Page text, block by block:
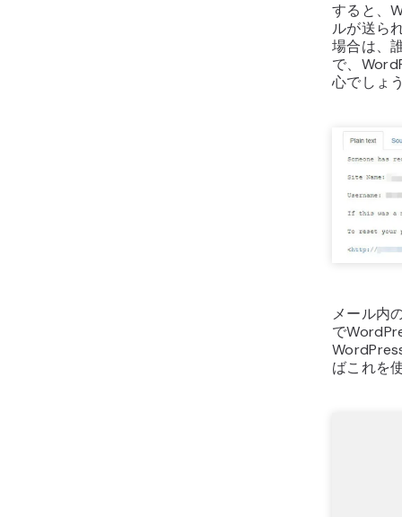
すると、
ルが送ら
場合は、
で、
心でしょ
メール内
で
ばこれを